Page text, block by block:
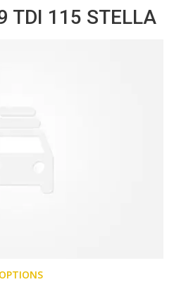
TDI 115 STELLA